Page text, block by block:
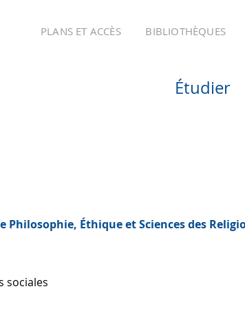
PLANS ET ACCÈS BIBLIOTHÈQUES
Étudier
Éthique et Sciences des
sociales